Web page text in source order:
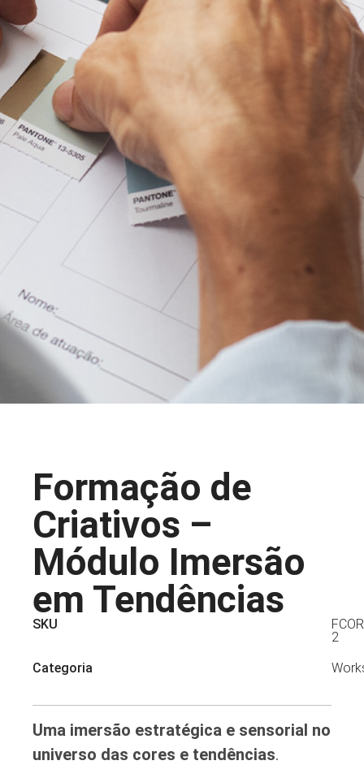
Formação de
Criativos –
Módulo Imersão
em Tendências
SKU
2
Categoria
Uma imersão estratégica e sensorial no
universo das cores e tendências.